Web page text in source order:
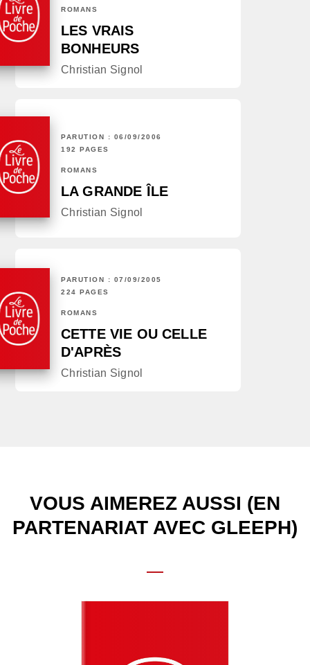
ROMANS
LES VRAIS
BONHEURS
Christian Signol
PARUTION : 06/09/2006
192 PAGES
ROMANS
LA GRANDE ÎLE
Christian Signol
PARUTION : 07/09/2005
224 PAGES
ROMANS
CETTE VIE OU CELLE
D'APRÈS
Christian Signol
VOUS AIMEREZ AUSSI (EN
PARTENARIAT AVEC GLEEPH)